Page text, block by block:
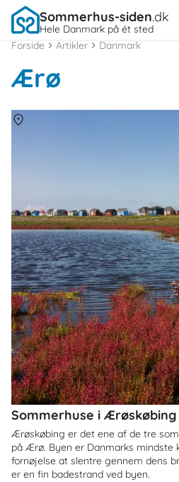
Sommerhus-siden.dk
Hele Danmark på ét sted
Forside
Artikler Danmark
Ærø
Sommerhuse i Ærøskøbing
Ærøskøbing er det ene af de tre
på Ærø. Byen er Danmarks mindste
fornøjelse at slentre gennem dens
er en fin badestrand ved byen.